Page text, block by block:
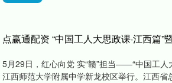
点赢通配资 “中国工人大思政课·江西篇
5月29日，红心向党 实“赣”担当——“中国工人
江西师范大学附属中学新龙校区举行。江西